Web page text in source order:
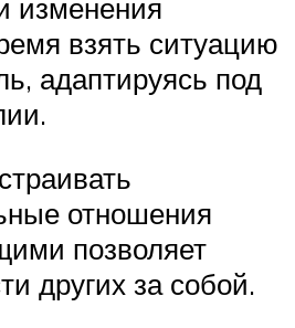
изменения
взять ситуацию
адаптируясь под
отношения
позволяет
других за собой.